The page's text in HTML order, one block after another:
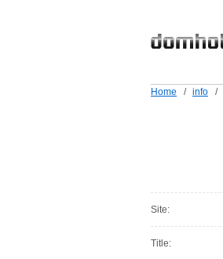
Home / info /
Site:
Title: